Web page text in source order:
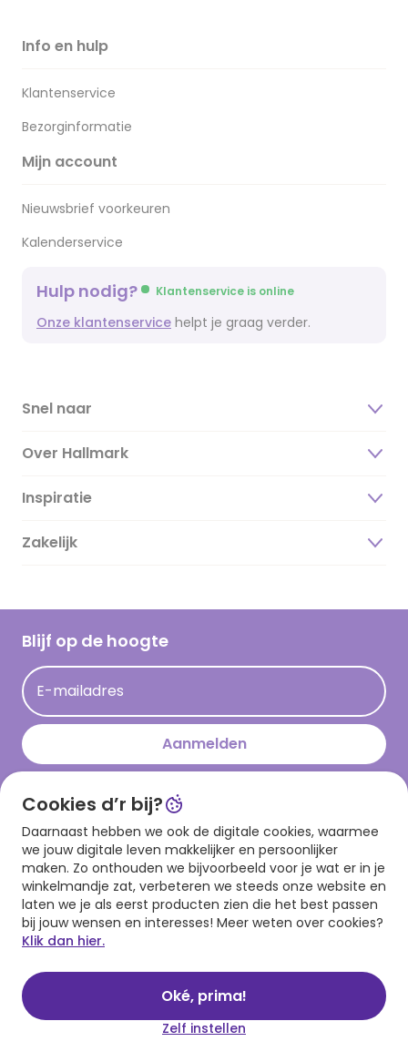
Info en hulp
Klantenservice
Bezorginformatie
Mijn account
Nieuwsbrief voorkeuren
Kalenderservice
Hulp nodig? Klantenservice is online
Onze klantenservice helpt je graag verder.
Snel naar
Over Hallmark
Over ons
Duurzaamheid
Hallmark Kaartclub
Acties
Persberichten
Hallmark en Kinderpostzegels
Inspiratie
Magazine
Cadeau inspiratie
Kaartinspiratie
Zakelijk
Blijf op de hoogte
E-mailadres
Aanmelden
Download onze app
Cookies d’r bij?
Daarnaast hebben we ook de digitale cookies, waarmee
we jouw digitale leven makkelijker en persoonlijker
maken. Zo onthouden we bijvoorbeeld voor je wat er in je
winkelmandje zat, verbeteren we steeds onze website en
laten we je als eerst producten zien die het best passen
bij jouw wensen en interesses! Meer weten over cookies?
Klik dan hier.
Oké, prima!
Zelf instellen